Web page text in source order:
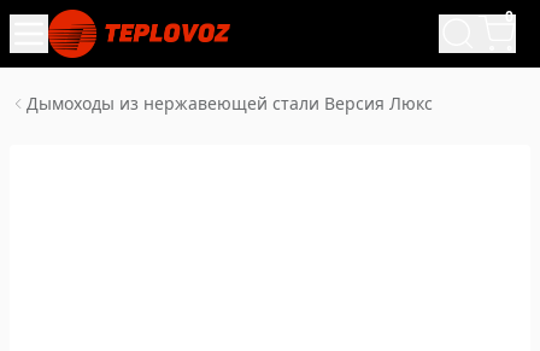
0
Дымоходы из нержавеющей стали Версия Люкс